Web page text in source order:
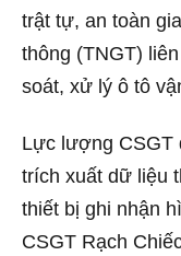
trật tự, an toàn
thông (TNGT)
soát, xử lý ô tô
Lực lượng CSGT
trích xuất dữ liệu
thiết bị ghi nhận
CSGT Rạch